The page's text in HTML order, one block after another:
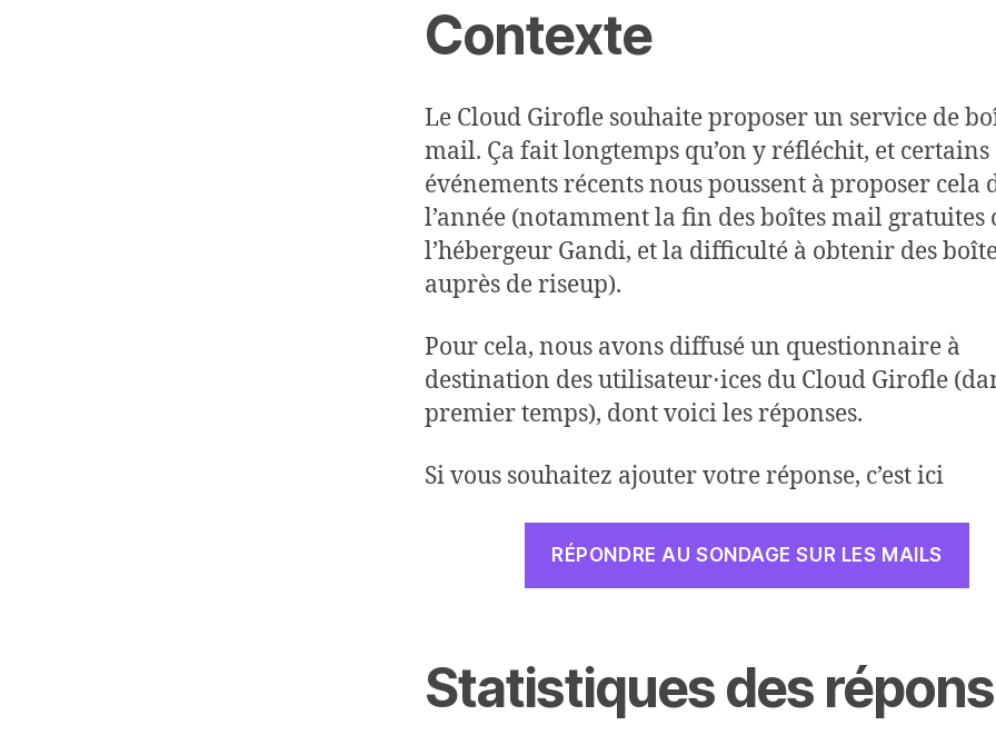
Contexte
Le Cloud Girofle souhaite proposer un service de
mail. Ça fait longtemps qu’on y réfléchit, et certains
événements récents nous poussent à proposer cela
l’année (notamment la fin des boîtes mail gratuites
l’hébergeur Gandi, et la difficulté à obtenir des
auprès de riseup).
Pour cela, nous avons diffusé un questionnaire à
destination des utilisateur⋅ices du Cloud Girofle
premier temps), dont voici les réponses.
Si vous souhaitez ajouter votre réponse, c’est ici
RÉPONDRE AU SONDAGE SUR LES MAILS
Statistiques des